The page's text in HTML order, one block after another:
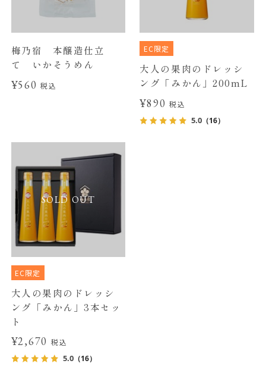
梅乃宿 本醸造仕立
て いかそうめん
¥560税込
EC限定
大人の果肉のドレッシ
ング「みかん」200mL
¥890税込
5.0 （16）
SOLD OUT
EC限定
大人の果肉のドレッシ
ング「みかん」3本セッ
ト
¥2,670税込
5.0（16）